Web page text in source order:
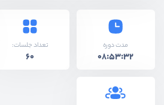
مدت دوره
08:53:32
تعداد جلسات:
60